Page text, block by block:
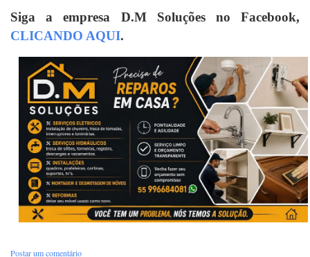
Siga a empresa D.M Soluções no Facebook,
CLICANDO AQUI.
Postar um comentário